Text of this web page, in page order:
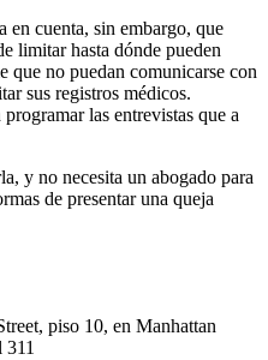
en cuenta, sin embargo, que
limitar hasta dónde pueden
que no puedan comunicarse con
sus registros médicos.
las entrevistas que a
y no necesita un abogado para
de presentar una queja
piso 10, en Manhattan